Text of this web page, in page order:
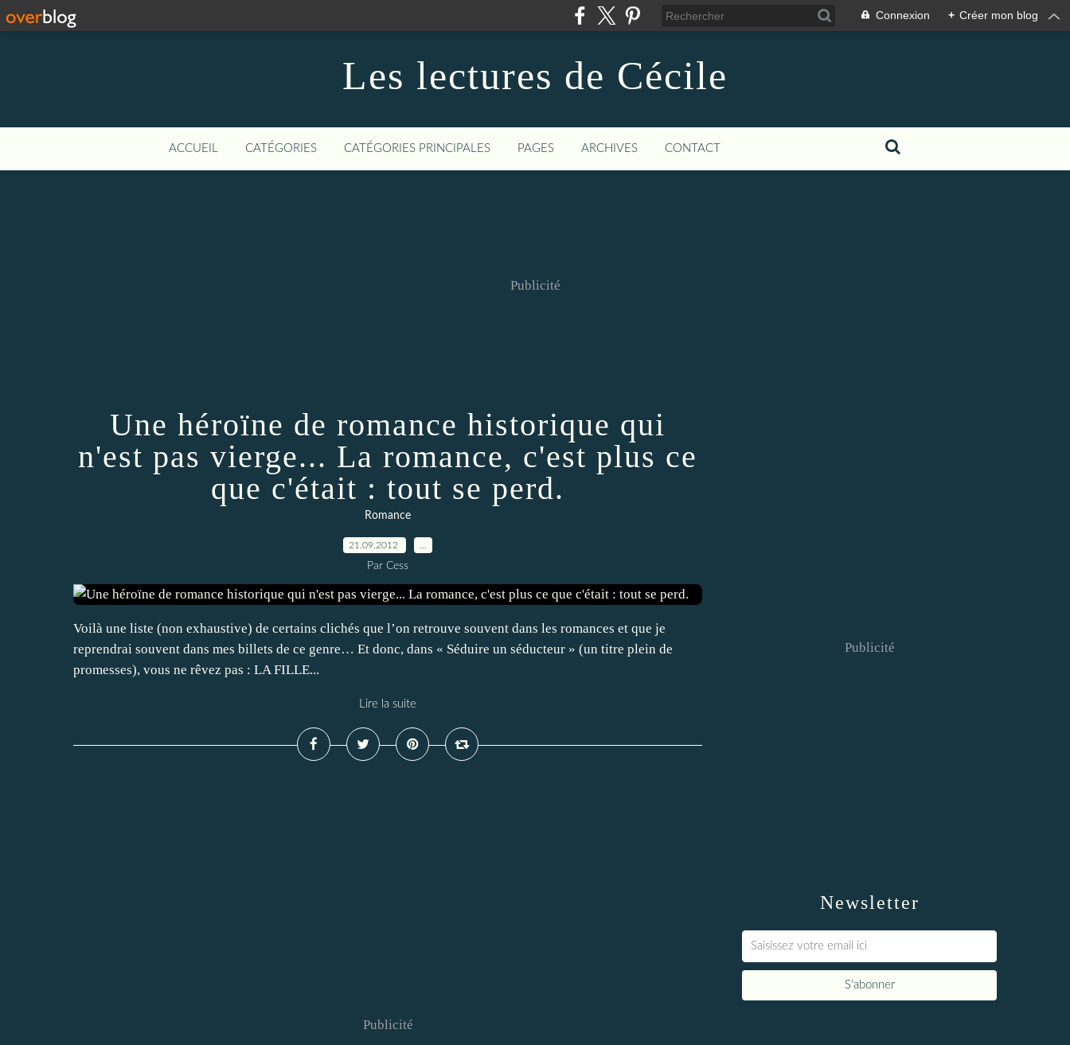
Connexion + Créer mon blog
Les lectures de Cécile
ACCUEIL CATÉGORIES CATÉGORIES PRINCIPALES PAGES ARCHIVES CONTACT
Publicité
Une héroïne de romance historique qui
n'est pas vierge... La romance, c'est plus ce
que c'était : tout se perd.
Romance
21.09.2012
Par Cess
Voilà une liste (non exhaustive) de certains clichés que l’on retrouve souvent dans les romances et que je
reprendrai souvent dans mes billets de ce genre… Et donc, dans « Séduire un séducteur » (un titre plein de
promesses), vous ne rêvez pas : LA FILLE...
Lire la suite
Publicité
Newsletter
Publicité